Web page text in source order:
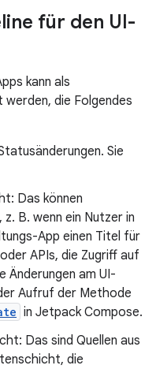
für den UI-
kann als
die Folgendes
Sie
Das können
B. wenn ein Nutzer in
App einen Titel für
APIs, die Zugriff auf
Änderungen am UI-
Aufruf der Methode
in Jetpack Compose.
Das sind Quellen aus
die